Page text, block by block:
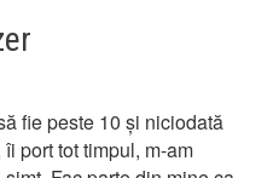
fie peste 10 și niciodată
port tot timpul, m-am